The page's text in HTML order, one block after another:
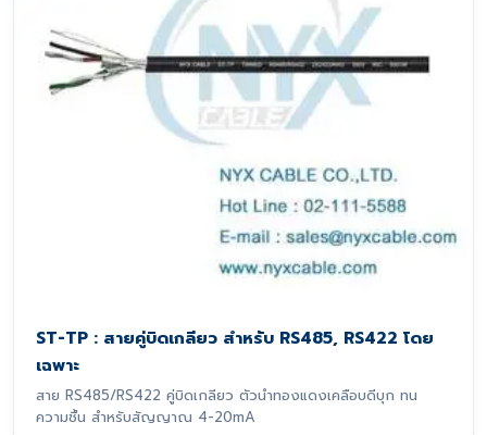
ST-TP : สายคู่บิดเกลียว สำหรับ RS485, RS422 โดย
เฉพาะ
สาย RS485/RS422 คู่บิดเกลียว ตัวนำทองแดงเคลือบดีบุก ทน
ความชื้น สำหรับสัญญาณ 4-20mA